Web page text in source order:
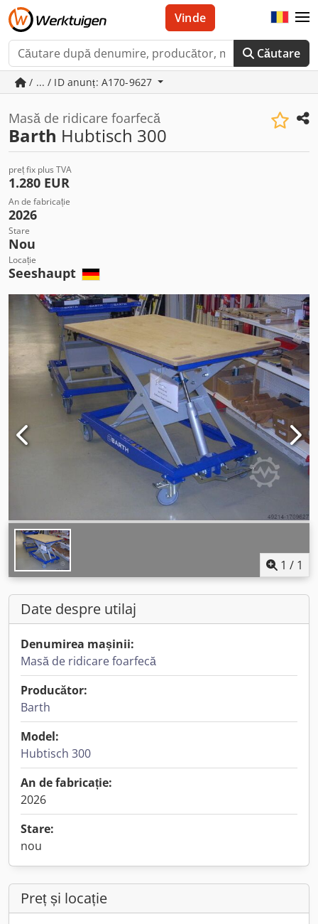
Căutare
Vinde
/ ... / ID anunț: A170-9627
Masă de ridicare foarfecă
Barth Hubtisch 300
preț fix plus TVA
1.280 EUR
An de fabricație
2026
Stare
Nou
Locație
Seeshaupt
1 / 1
Date despre utilaj
Denumirea mașinii:
Masă de ridicare foarfecă
Producător:
Barth
Model:
Hubtisch 300
An de fabricație:
2026
Stare:
nou
Preț și locație